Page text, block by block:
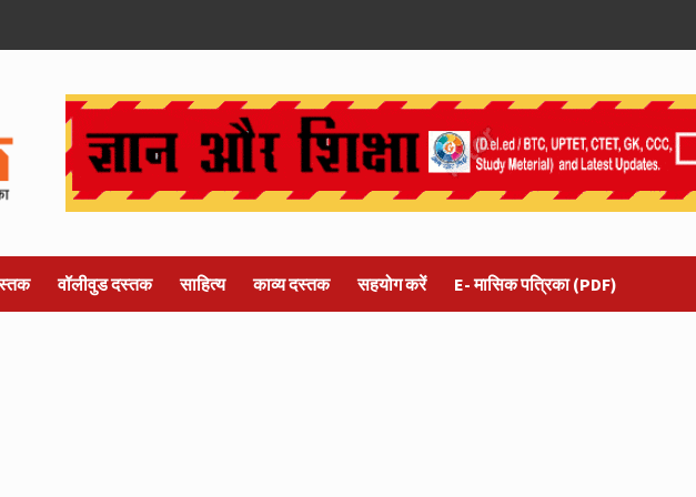
वॉलीवुड दस्तक साहित्य काव्य दस्तक सहयोग करें E- मासिक पत्रिका (PDF)